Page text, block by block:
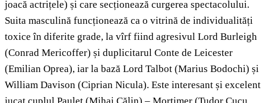
joacă actrițele) și care secționează curgerea spectacolului.
Suita masculină funcționează ca o vitrină de individualități
toxice în diferite grade, la vîrf fiind agresivul Lord Burleigh
(Conrad Mericoffer) și duplicitarul Conte de Leicester
(Emilian Oprea), iar la bază Lord Talbot (Marius Bodochi) și
William Davison (Ciprian Nicula). Este interesant și excelent